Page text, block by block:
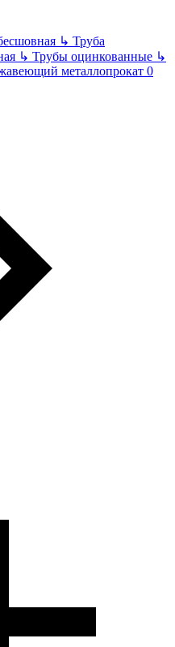
↳ Труба
↳ Трубы оцинкованные ↳